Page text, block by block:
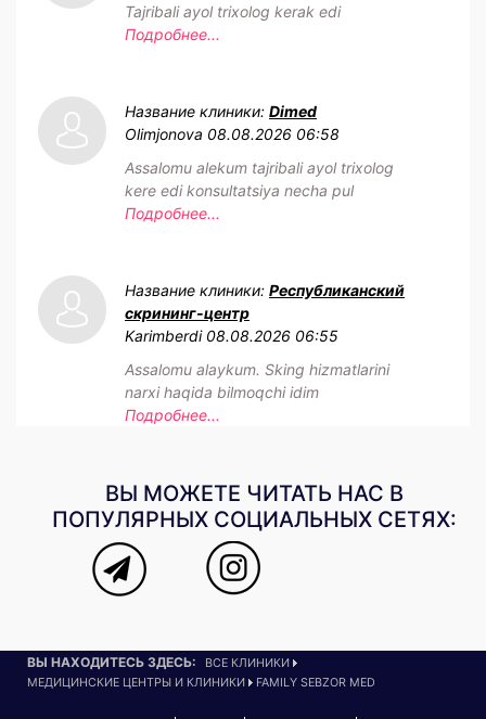
Tajribali ayol trixolog kerak edi
Подробнее...
Название клиники: Dimed
Olimjonova 08.08.2026 06:58
Assalomu alekum tajribali ayol trixolog
kere edi konsultatsiya necha pul
Подробнее...
Название клиники: Республиканский
скрининг-центр
Karimberdi 08.08.2026 06:55
Assalomu alaykum. Sking hizmatlarini
narxi haqida bilmoqchi idim
Подробнее...
ВЫ МОЖЕТЕ ЧИТАТЬ НАС В
ПОПУЛЯРНЫХ СОЦИАЛЬНЫХ СЕТЯХ:
ВЫ НАХОДИТЕСЬ ЗДЕСЬ:
ВСЕ КЛИНИКИ
МЕДИЦИНСКИЕ ЦЕНТРЫ И КЛИНИКИ
FAMILY SEBZOR MED